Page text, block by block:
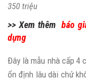
350 triệu
>> Xem thêmbáo
dựng
Đây là mẫu nhà cấp 4
ổn định lâu dài chứ